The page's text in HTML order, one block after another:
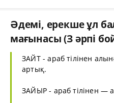
Әдемі, ерекше ұл
мағынасы (З әрпі
ЗАЙТ - араб тілінен
артық.
ЗАЙЫР - араб тілінен —